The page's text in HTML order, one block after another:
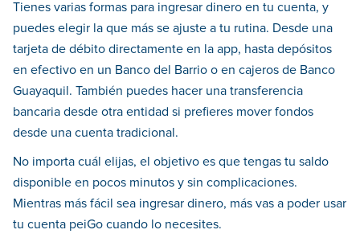
Tienes varias formas para ingresar dinero en tu cuenta, y
puedes elegir la que más se ajuste a tu rutina. Desde una
tarjeta de débito directamente en la app, hasta depósitos
en efectivo en un Banco del Barrio o en cajeros de Banco
Guayaquil. También puedes hacer una transferencia
bancaria desde otra entidad si prefieres mover fondos
desde una cuenta tradicional.
No importa cuál elijas, el objetivo es que tengas tu saldo
disponible en pocos minutos y sin complicaciones.
Mientras más fácil sea ingresar dinero, más vas a poder usar
tu cuenta peiGo cuando lo necesites.